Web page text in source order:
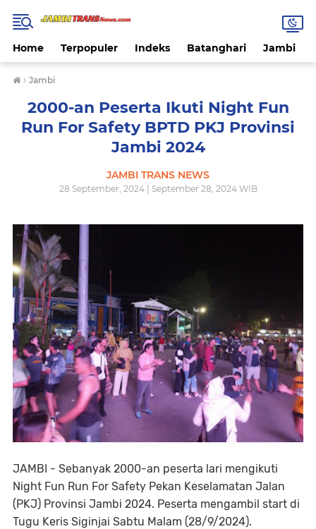
Home Terpopuler Indeks Batanghari Jambi
› Jambi
2000-an Peserta Ikuti Night Fun
Run For Safety BPTD PKJ Provinsi
Jambi 2024
JAMBI TRANS NEWS
28 September, 2024 | September 28, 2024 WIB
JAMBI - Sebanyak 2000-an peserta lari mengikuti
Night Fun Run For Safety Pekan Keselamatan Jalan
(PKJ) Provinsi Jambi 2024. Peserta mengambil start di
Tugu Keris Siginjai Sabtu Malam (28/9/2024).